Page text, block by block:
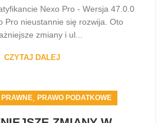
Nexo Pro - Wersja 47.0.0
Pro nieustannie się rozwija. Oto
zmiany i ul...
CZYTAJ DALEJ
PRAWO PODATKOWE